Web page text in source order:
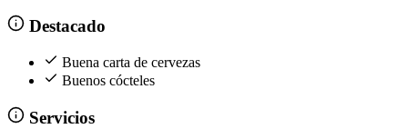
Destacado
Buena carta de cervezas
Buenos cócteles
Servicios